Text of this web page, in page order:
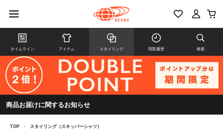
タイムライン アイテム スタイリング 閲覧履歴 検索
商品お届けに関するお知らせ
TOP > スタイリング（スキッパーシャツ）